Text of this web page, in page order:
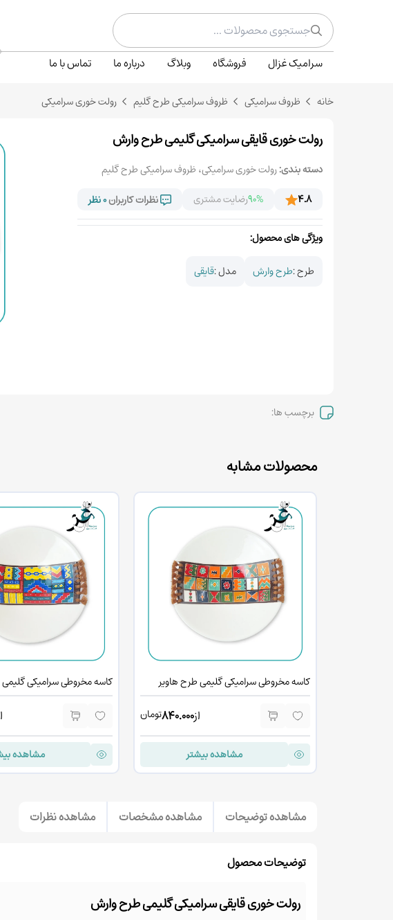
سرامیک غزال فروشگاه وبلاگ درباره ما تماس با ما
خانه ظروف سرامیکی ظروف سرامیکی طرح گلیم رولت خوری سرامیکی
رولت خوری قایقی سرامیکی گلیمی طرح وارش
دسته بندی:رولت خوری سرامیکی،ظروف سرامیکی طرح گلیم
4.8
90%رضایت مشتری نظرات کاربران0 نظر
ویژگی های محصول:
طرح :طرح وارش مدل :قایقی
برچسب ها:
محصولات مشابه
کاسه مخروطی سرامیکی گلیمی طرح هاویر
از840.000تومان
مشاهده بیشتر
کاسه مخروطی سرامیکی
مشاهده
مشاهده توضیحات مشاهده مشخصات مشاهده نظرات
توضیحات محصول
رولت خوری قایقی سرامیکی گلیمی طرح وارش